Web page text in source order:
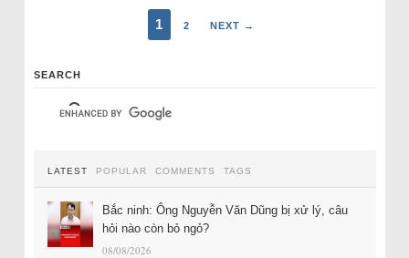
1 2 NEXT →
SEARCH
LATEST POPULAR COMMENTS TAGS
Bắc ninh: Ông Nguyễn Văn Dũng bị xử lý, câu
hỏi nào còn bỏ ngỏ?
08/08/2026